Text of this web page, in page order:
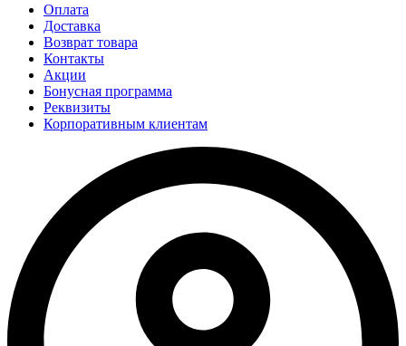
Оплата
Доставка
Возврат товара
Контакты
Акции
Бонусная программа
Реквизиты
Корпоративным клиентам